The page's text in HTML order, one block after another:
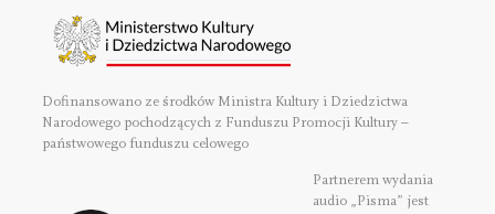
Dofinansowano ze środków Ministra Kultury i Dziedzictwa
Narodowego pochodzących z Funduszu Promocji Kultury –
państwowego funduszu celowego
Partnerem wydania
audio „Pisma” jest